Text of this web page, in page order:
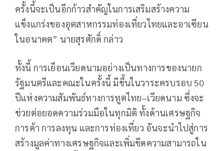
ครั้งนี้จะเป็นอีกก้าวสำคัญในการเสริมสร้างความ
แข็งแกร่งของอุตสาหกรรมท่องเที่ยวไทยและอาเซียน
ในอนาคต” นายสุรศักดิ์ กล่าว
ทั้งนี้ การเยือนเวียดนามอย่างเป็นทางการของนายก
รัฐมนตรีและคณะในครั้งนี้ มีขึ้นในวาระครบรอบ 50
ปีแห่งความสัมพันธ์ทางการทูตไทย–เวียดนาม ซึ่งจะ
ช่วยต่อยอดความร่วมมือในทุกมิติ ทั้งด้านเศรษฐกิจ
การค้า การลงทุน และการท่องเที่ยว อันจะนำไปสู่การ
สร้างมูลค่าทางเศรษฐกิจและเพิ่มขีดความสามารถใน